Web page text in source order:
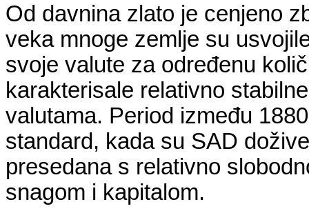
Od davnina zlato je cenjeno
veka mnoge zemlje su
svoje valute za određenu
karakterisale relativno
valutama. Period između
standard, kada su SAD
presedana s relativno
snagom i kapitalom.